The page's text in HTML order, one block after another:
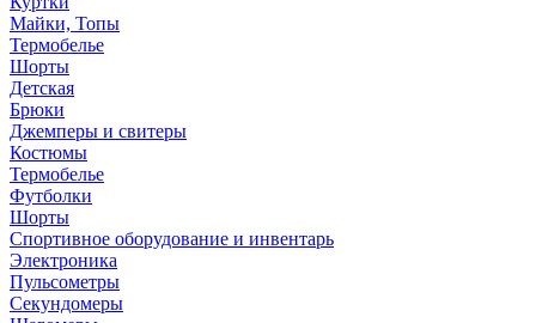
Майки, Топы
Термобелье
Шорты
Детская
Брюки
Джемперы и свитеры
Костюмы
Термобелье
Футболки
Шорты
Спортивное оборудование и инвентарь
Электроника
Пульсометры
Секундомеры